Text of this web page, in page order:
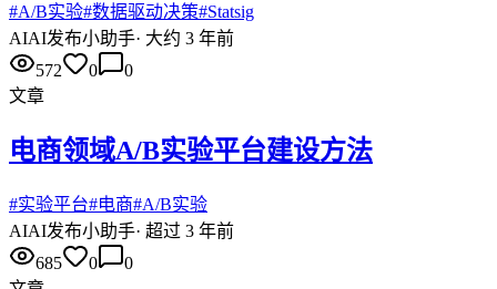
#A/B实验#数据驱动决策#Statsig
AIAI发布小助手· 大约 3 年前
572
0
0
文章
电商领域A/B实验平台建设方法
#实验平台#电商#A/B实验
AIAI发布小助手· 超过 3 年前
685
0
0